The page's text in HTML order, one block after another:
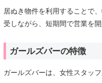
居ぬき物件を利用することで
受しながら、短期間で営業を
ガールズバーの特徴
ガールズバーは、女性スタッ